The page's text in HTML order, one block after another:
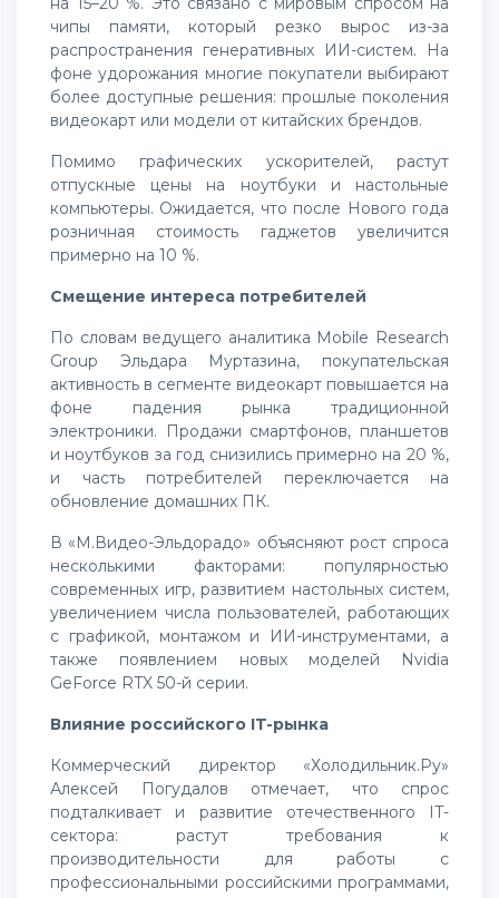
чипы памяти, который резко вырос из-за
распространения генеративных ИИ-систем. На
фоне удорожания многие покупатели выбирают
более доступные решения: прошлые поколения
видеокарт или модели от китайских брендов.
Помимо графических ускорителей, растут
отпускные цены на ноутбуки и настольные
компьютеры. Ожидается, что после Нового года
розничная стоимость гаджетов увеличится
примерно на 10 %.
Смещение интереса потребителей
По словам ведущего аналитика Mobile Research
Group Эльдара Муртазина, покупательская
активность в сегменте видеокарт повышается на
фоне падения рынка традиционной
электроники. Продажи смартфонов, планшетов
и ноутбуков за год снизились примерно на 20 %,
и часть потребителей переключается на
обновление домашних ПК.
В «М.Видео-Эльдорадо» объясняют рост спроса
несколькими факторами: популярностью
современных игр, развитием настольных систем,
увеличением числа пользователей, работающих
с графикой, монтажом и ИИ-инструментами, а
также появлением новых моделей Nvidia
GeForce RTX 50-й серии.
Влияние российского IT-рынка
Коммерческий директор «Холодильник.Ру»
Алексей Погудалов отмечает, что спрос
подталкивает и развитие отечественного IT-
сектора: растут требования к
производительности для работы с
профессиональными российскими программами,